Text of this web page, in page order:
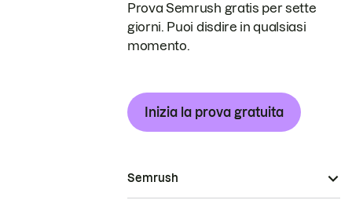
Prova Semrush gratis per sette
giorni. Puoi disdire in qualsiasi
momento.
Inizia la prova gratuita
Semrush